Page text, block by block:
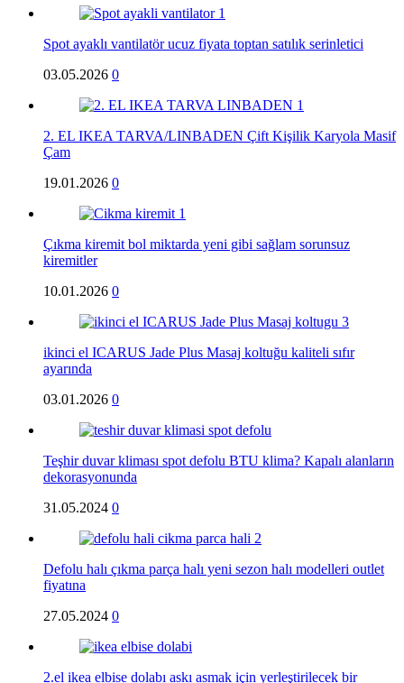
Spot ayaklı vantilatör ucuz fiyata toptan satılık serinletici
03.05.2026 0
2. EL IKEA TARVA/LINBADEN Çift Kişilik Karyola Masif
Çam
19.01.2026 0
Çıkma kiremit bol miktarda yeni gibi sağlam sorunsuz
kiremitler
10.01.2026 0
ikinci el ICARUS Jade Plus Masaj koltuğu kaliteli sıfır
ayarında
03.01.2026 0
Teşhir duvar kliması spot defolu BTU klima? Kapalı alanların
dekorasyonunda
31.05.2024 0
Defolu halı çıkma parça halı yeni sezon halı modelleri outlet
fiyatına
27.05.2024 0
2.el ikea elbise dolabı askı asmak için yerleştirilecek bir